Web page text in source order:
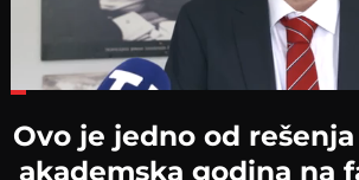
Ovo je jedno od rešenja
akademska godina na